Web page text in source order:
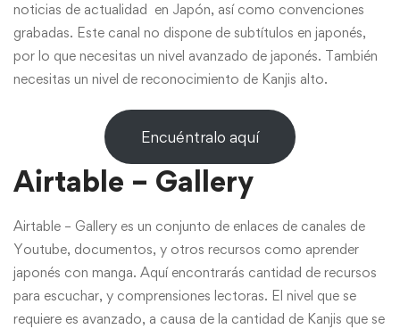
noticias de actualidad en Japón, así como convenciones
grabadas. Este canal no dispone de subtítulos en japonés,
por lo que necesitas un nivel avanzado de japonés. También
necesitas un nivel de reconocimiento de Kanjis alto.
Encuéntralo aquí
Airtable – Gallery
Airtable – Gallery es un conjunto de enlaces de canales de
Youtube, documentos, y otros recursos como aprender
japonés con manga. Aquí encontrarás cantidad de recursos
para escuchar, y comprensiones lectoras. El nivel que se
requiere es avanzado, a causa de la cantidad de Kanjis que se